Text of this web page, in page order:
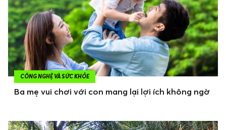
CÔNG NGHỆ VÀ SỨC KHỎE
Ba mẹ vui chơi với con mang lại lợi ích không ngờ